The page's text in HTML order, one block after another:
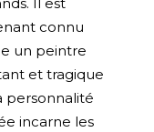
Il est
connu
un peintre
et tragique
personnalité
incarne les